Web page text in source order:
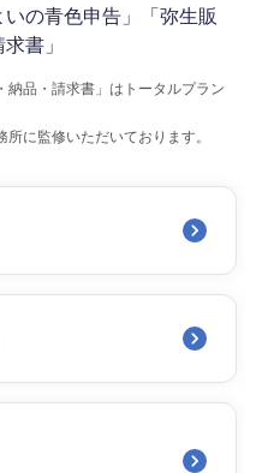
の青色申告」「弥生販
書」
納品・請求書」はトータルプラン
に監修いただいております。